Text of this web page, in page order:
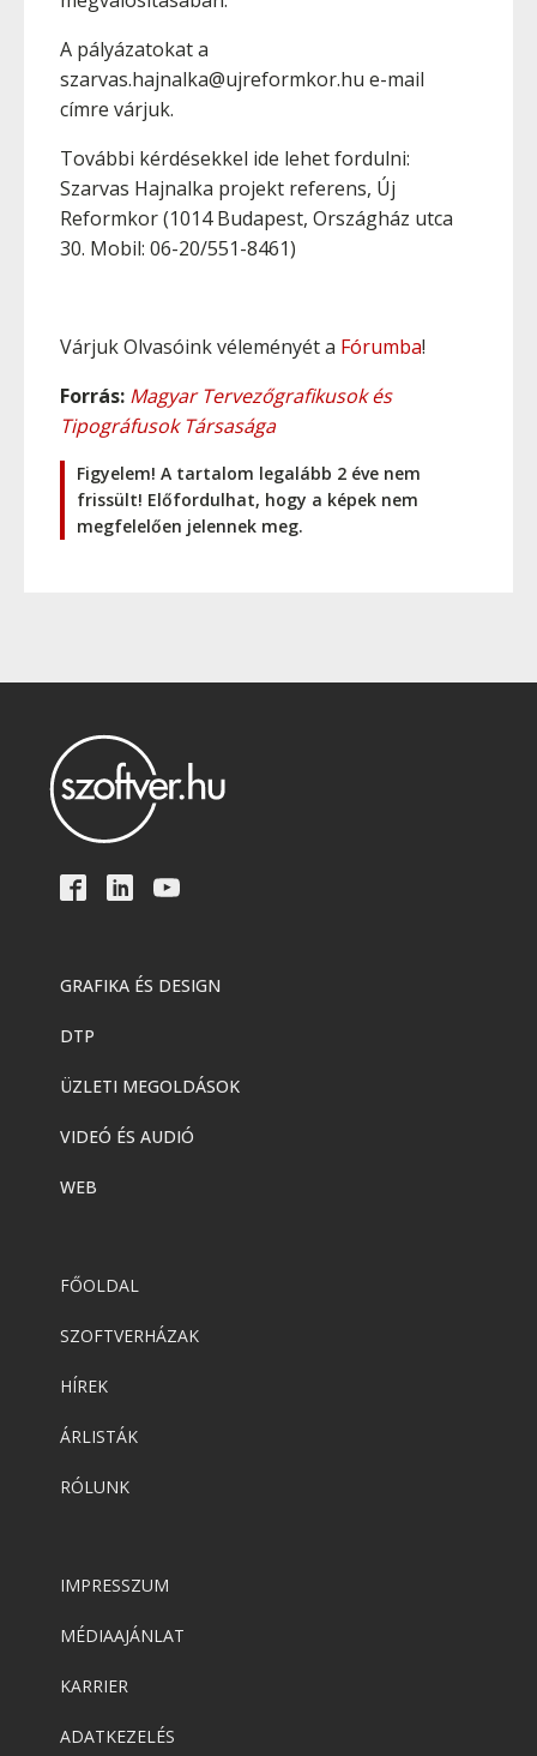
A pályázatokat a
szarvas.hajnalka@ujreformkor.hu e-mail
címre várjuk.
További kérdésekkel ide lehet fordulni:
Szarvas Hajnalka projekt referens, Új
Reformkor (1014 Budapest, Országház utca
30. Mobil: 06-20/551-8461)
Várjuk Olvasóink véleményét a Fórumba!
Forrás: Magyar Tervezőgrafikusok és
Tipográfusok Társasága
Figyelem! A tartalom legalább 2 éve nem
frissült! Előfordulhat, hogy a képek nem
megfelelően jelennek meg.
GRAFIKA ÉS DESIGN
DTP
ÜZLETI MEGOLDÁSOK
VIDEÓ ÉS AUDIÓ
WEB
FŐOLDAL
SZOFTVERHÁZAK
HÍREK
ÁRLISTÁK
RÓLUNK
IMPRESSZUM
MÉDIAAJÁNLAT
KARRIER
ADATKEZELÉS